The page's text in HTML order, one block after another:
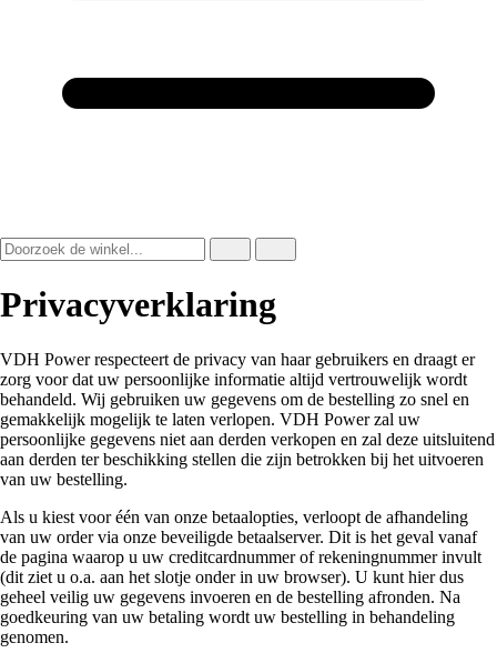
Privacyverklaring
VDH Power respecteert de privacy van haar gebruikers en draagt er
zorg voor dat uw persoonlijke informatie altijd vertrouwelijk wordt
behandeld. Wij gebruiken uw gegevens om de bestelling zo snel en
gemakkelijk mogelijk te laten verlopen. VDH Power zal uw
persoonlijke gegevens niet aan derden verkopen en zal deze uitsluitend
aan derden ter beschikking stellen die zijn betrokken bij het uitvoeren
van uw bestelling.
Als u kiest voor één van onze betaalopties, verloopt de afhandeling
van uw order via onze beveiligde betaalserver. Dit is het geval vanaf
de pagina waarop u uw creditcardnummer of rekeningnummer invult
(dit ziet u o.a. aan het slotje onder in uw browser). U kunt hier dus
geheel veilig uw gegevens invoeren en de bestelling afronden. Na
goedkeuring van uw betaling wordt uw bestelling in behandeling
genomen.